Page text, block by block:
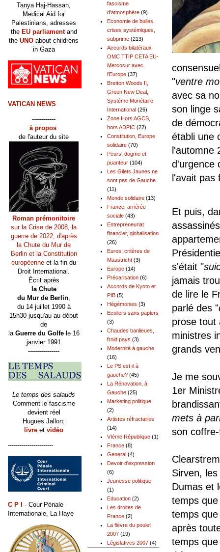
"ventre
avec sa
son linge
de
établi une
l'automne
d'urgence
l'avait pas
Et puis,
s'était "
jamais
de lire le
parlé des "
prose tout
ministres
grands
Je me
1er
mets à
son
Sirven,
Dumas et
temps
temps
après
temps
fascisme
d'atmosphère (9)
Economie de bulles,
crises systémiques,
subprime (213)
Accords bilatéraux
OMC TTIP CETA EU-
Mercosur avec
l'Europe (37)
Bretton Woods II,
Green New Deal,
Système Monétaire
International (26)
Zone Hors AGCS,
hors ADPIC (22)
Constitution, Europe
solidaire (70)
Peurs, dogme et
puanteur (104)
Les Gilets Jaunes ne
sont pas de Gauche
(11)
Monde solidaire (13)
France, arriérée
sociale (43)
Entrepreneuriat
financier, globalisation
(26)
Euros, critères de
Maastricht (3)
Europe (14)
Précarisation (6)
Accords de Kyoto et
PIB (5)
Hégémonies (3)
Ecoliers sans papiers
(3)
Chaudes banlieues,
froid pays (3)
Modernité à gauche
(16)
Le PS est-il à
gauche? (45)
La Rénovation, à
Gauche (25)
Marketing politique
(2)
Artistes réfractaires
(14)
VIème République (1)
France (8)
General (4)
Devoir d'expression
(6)
Jeunesse politique
(1)
Education (2)
Les droites de
France (2)
La fièvre du poulet
2007 (19)
Législatives 2007 (4)
Tanya Haj-Hassan,
Medical Aid for
Palestinians, adresses
the EU parliamentand
the UNO about childrens
in Gaza
VATICAN NEWS
------------
à propos
de l'auteur du site
Roman prémonitoire
sur la Crise de 2008, la
guerre de 2022, d'après
la Chute du Mur de
Berlin et la Constitution
européenne et la fin du
Droit International.
Écrit après
la Chute
du Mur de Berlin,
du 14 juillet 1990 à
15h30 jusqu'au au début
de
la Guerre du Golfele 16
janvier 1991
----------------
Le temps des salauds
Comment le fascisme
devient réel
Hugues Jallon:
livre et vidéo
-----------------------
C P I
- Cour Pénale
Internationale, La Haye